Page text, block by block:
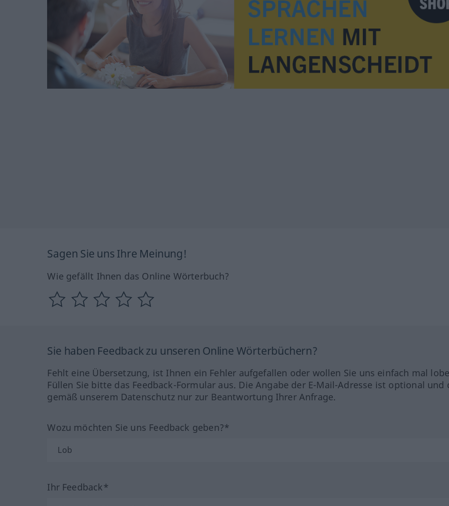
Sagen Sie uns Ihre Meinung!
Wie gefällt Ihnen das Online Wörterbuch?
Sie haben Feedback zu unseren Online Wörterbüchern?
Fehlt eine Übersetzung, ist Ihnen ein Fehler aufgefallen oder wollen Sie uns einfach mal
Füllen Sie bitte das Feedback-Formular aus. Die Angabe der E-Mail-Adresse ist optional und
gemäß unserem Datenschutz nur zur Beantwortung Ihrer Anfrage.
Wozu möchten Sie uns Feedback geben?*
Ihr Feedback*